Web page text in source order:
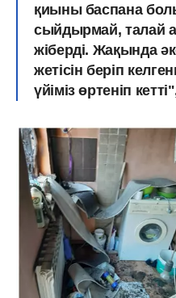
қиыны баспана
сыйдырмай, талай
жіберді. Жақында
жетісін беріп
үйіміз өртеніп